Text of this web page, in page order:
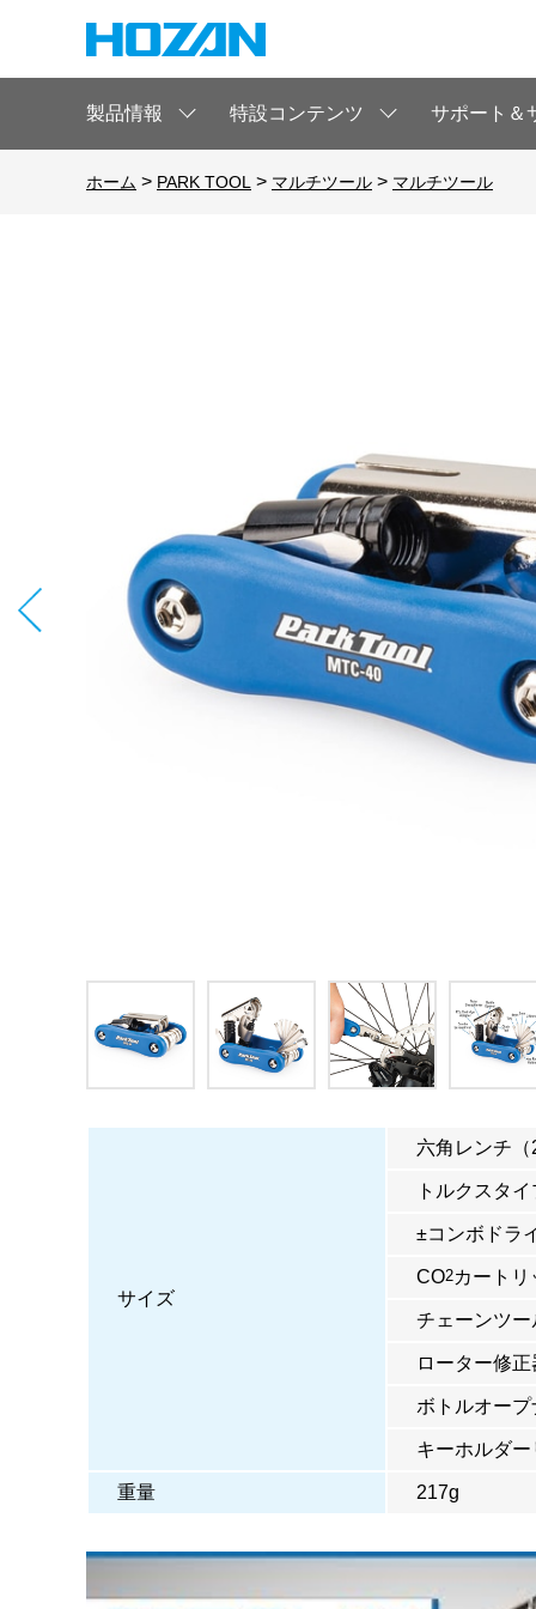
製品情報 特設コンテンツ サポート＆
ホーム > PARK TOOL > マルチツール > マルチツール
サイズ
六角レンチ
トルクスタ
±コンボドラ
CO2カート
チェーンツ
ローター修正
ボトルオープ
キーホルダー
重量 217g